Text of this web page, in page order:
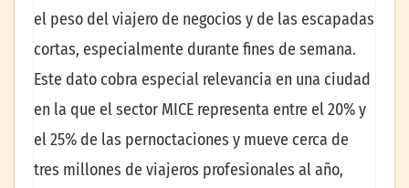
el peso del viajero de negocios y de las escapadas
cortas, especialmente durante fines de semana.
Este dato cobra especial relevancia en una ciudad
en la que el sector MICE representa entre el 20% y
el 25% de las pernoctaciones y mueve cerca de
tres millones de viajeros profesionales al año,